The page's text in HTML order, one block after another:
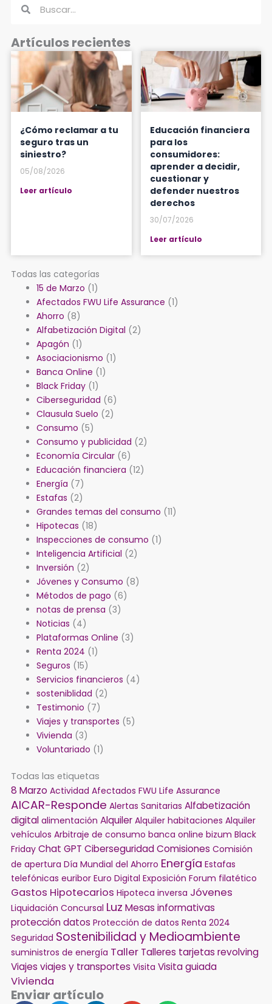
Artículos recientes
¿Cómo reclamar a tu
seguro tras un
siniestro?
05/08/2026
Leer artículo
Educación financiera
para los
consumidores:
aprender a decidir,
cuestionar y
defender nuestros
derechos
30/07/2026
Leer artículo
Todas las categorías
15 de Marzo (1)
Afectados FWU Life Assurance (1)
Ahorro (8)
Alfabetización Digital (2)
Apagón (1)
Asociacionismo (1)
Banca Online (1)
Black Friday(1)
Ciberseguridad (6)
Clausula Suelo (2)
Consumo (5)
Consumo y publicidad (2)
Economía Circular(6)
Educación financiera (12)
Energía (7)
Estafas (2)
Grandes temas del consumo (11)
Hipotecas (18)
Inspecciones de consumo (1)
Inteligencia Artificial (2)
Inversión (2)
Jóvenes y Consumo (8)
Métodos de pago (6)
notas de prensa (3)
Noticias (4)
Plataformas Online (3)
Renta 2024 (1)
Seguros (15)
Servicios financieros (4)
sosteniblidad (2)
Testimonio (7)
Viajes y transportes (5)
Vivienda (3)
Voluntariado (1)
Todas las etiquetas
8 Marzo Actividad Afectados FWU Life Assurance
AICAR-Responde Alertas Sanitarias Alfabetización
digital alimentación Alquiler Alquiler habitaciones Alquiler
vehículos Arbitraje de consumo banca online bizum Black
Friday Chat GPT CiberseguridadComisiones Comisión
de apertura Día Mundial del Ahorro Energía Estafas
telefónicas euribor Euro Digital Exposición Forum filatético
Gastos Hipotecarios Hipoteca inversa Jóvenes
Liquidación Concursal Luz Mesas informativas
protección datos Protección de datos Renta 2024
Seguridad Sostenibilidad y Medioambiente
suministros de energía Taller Talleres tarjetas revolving
Viajes viajes y transportes Visita Visita guiada
Vivienda
Enviar artículo